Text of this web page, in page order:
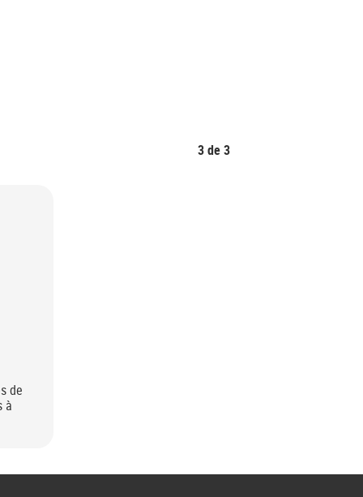
3de3
de
à